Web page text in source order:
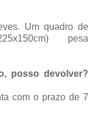
Um quadro de
pesa
posso devolver?
com o prazo de 7